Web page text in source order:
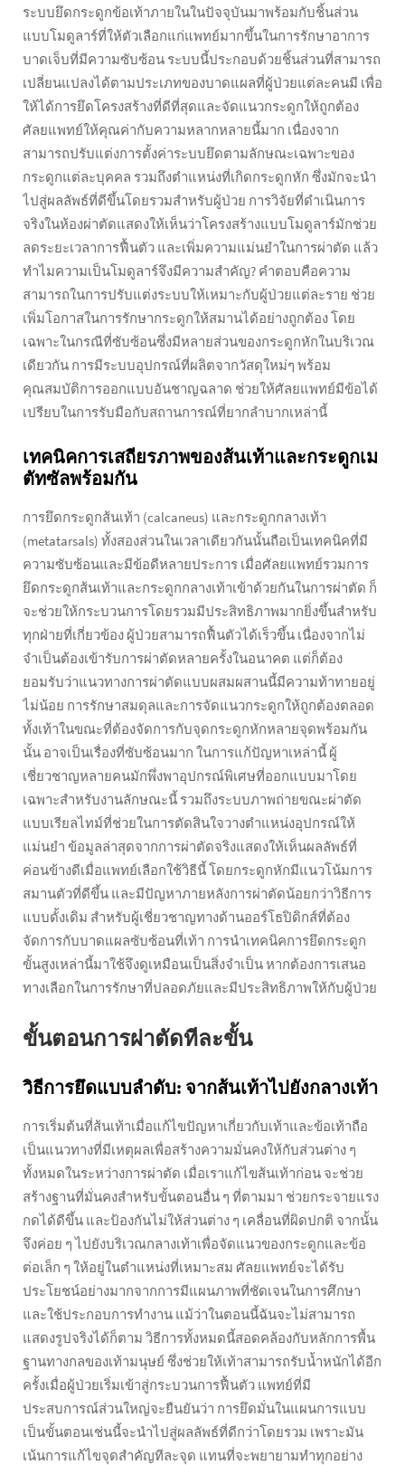
ระบบยึดกระดูกข้อเท้าภายในในปัจจุบันมาพร้อมกับชิ้นส่วน
แบบโมดูลาร์ที่ให้ตัวเลือกแก่แพทย์มากขึ้นในการรักษาอาการ
บาดเจ็บที่มีความซับซ้อน ระบบนี้ประกอบด้วยชิ้นส่วนที่สามารถ
เปลี่ยนแปลงได้ตามประเภทของบาดแผลที่ผู้ป่วยแต่ละคนมี เพื่อ
ให้ได้การยึดโครงสร้างที่ดีที่สุดและจัดแนวกระดูกให้ถูกต้อง
ศัลยแพทย์ให้คุณค่ากับความหลากหลายนี้มาก เนื่องจาก
สามารถปรับแต่งการตั้งค่าระบบยึดตามลักษณะเฉพาะของ
กระดูกแต่ละบุคคล รวมถึงตำแหน่งที่เกิดกระดูกหัก ซึ่งมักจะนำ
ไปสู่ผลลัพธ์ที่ดีขึ้นโดยรวมสำหรับผู้ป่วย การวิจัยที่ดำเนินการ
จริงในห้องผ่าตัดแสดงให้เห็นว่าโครงสร้างแบบโมดูลาร์มักช่วย
ลดระยะเวลาการฟื้นตัว และเพิ่มความแม่นยำในการผ่าตัด แล้ว
ทำไมความเป็นโมดูลาร์จึงมีความสำคัญ? คำตอบคือความ
สามารถในการปรับแต่งระบบให้เหมาะกับผู้ป่วยแต่ละราย ช่วย
เพิ่มโอกาสในการรักษากระดูกให้สมานได้อย่างถูกต้อง โดย
เฉพาะในกรณีที่ซับซ้อนซึ่งมีหลายส่วนของกระดูกหักในบริเวณ
เดียวกัน การมีระบบอุปกรณ์ที่ผลิตจากวัสดุใหม่ๆ พร้อม
คุณสมบัติการออกแบบอันชาญฉลาด ช่วยให้ศัลยแพทย์มีข้อได้
เปรียบในการรับมือกับสถานการณ์ที่ยากลำบากเหล่านี้
เทคนิคการเสถียรภาพของส้นเท้าและกระดูกเม
ตัทซัลพร้อมกัน
การยึดกระดูกส้นเท้า (calcaneus) และกระดูกกลางเท้า
(metatarsals) ทั้งสองส่วนในเวลาเดียวกันนั้นถือเป็นเทคนิคที่มี
ความซับซ้อนและมีข้อดีหลายประการ เมื่อศัลยแพทย์รวมการ
ยึดกระดูกส้นเท้าและกระดูกกลางเท้าเข้าด้วยกันในการผ่าตัด ก็
จะช่วยให้กระบวนการโดยรวมมีประสิทธิภาพมากยิ่งขึ้นสำหรับ
ทุกฝ่ายที่เกี่ยวข้อง ผู้ป่วยสามารถฟื้นตัวได้เร็วขึ้น เนื่องจากไม่
จำเป็นต้องเข้ารับการผ่าตัดหลายครั้งในอนาคต แต่ก็ต้อง
ยอมรับว่าแนวทางการผ่าตัดแบบผสมผสานนี้มีความท้าทายอยู่
ไม่น้อย การรักษาสมดุลและการจัดแนวกระดูกให้ถูกต้องตลอด
ทั้งเท้าในขณะที่ต้องจัดการกับจุดกระดูกหักหลายจุดพร้อมกัน
นั้น อาจเป็นเรื่องที่ซับซ้อนมาก ในการแก้ปัญหาเหล่านี้ ผู้
เชี่ยวชาญหลายคนมักพึ่งพาอุปกรณ์พิเศษที่ออกแบบมาโดย
เฉพาะสำหรับงานลักษณะนี้ รวมถึงระบบภาพถ่ายขณะผ่าตัด
แบบเรียลไทม์ที่ช่วยในการตัดสินใจวางตำแหน่งอุปกรณ์ให้
แม่นยำ ข้อมูลล่าสุดจากการผ่าตัดจริงแสดงให้เห็นผลลัพธ์ที่
ค่อนข้างดีเมื่อแพทย์เลือกใช้วิธีนี้ โดยกระดูกหักมีแนวโน้มการ
สมานตัวที่ดีขึ้น และมีปัญหาภายหลังการผ่าตัดน้อยกว่าวิธีการ
แบบดั้งเดิม สำหรับผู้เชี่ยวชาญทางด้านออร์โธปิดิกส์ที่ต้อง
จัดการกับบาดแผลซับซ้อนที่เท้า การนำเทคนิคการยึดกระดูก
ขั้นสูงเหล่านี้มาใช้จึงดูเหมือนเป็นสิ่งจำเป็น หากต้องการเสนอ
ทางเลือกในการรักษาที่ปลอดภัยและมีประสิทธิภาพให้กับผู้ป่วย
ขั้นตอนการผ่าตัดทีละขั้น
วิธีการยึดแบบลำดับ: จากส้นเท้าไปยังกลางเท้า
การเริ่มต้นที่ส้นเท้าเมื่อแก้ไขปัญหาเกี่ยวกับเท้าและข้อเท้าถือ
เป็นแนวทางที่มีเหตุผลเพื่อสร้างความมั่นคงให้กับส่วนต่าง ๆ
ทั้งหมดในระหว่างการผ่าตัด เมื่อเราแก้ไขส้นเท้าก่อน จะช่วย
สร้างฐานที่มั่นคงสำหรับขั้นตอนอื่น ๆ ที่ตามมา ช่วยกระจายแรง
กดได้ดีขึ้น และป้องกันไม่ให้ส่วนต่าง ๆ เคลื่อนที่ผิดปกติ จากนั้น
จึงค่อย ๆ ไปยังบริเวณกลางเท้าเพื่อจัดแนวของกระดูกและข้อ
ต่อเล็ก ๆ ให้อยู่ในตำแหน่งที่เหมาะสม ศัลยแพทย์จะได้รับ
ประโยชน์อย่างมากจากการมีแผนภาพที่ชัดเจนในการศึกษา
และใช้ประกอบการทำงาน แม้ว่าในตอนนี้ฉันจะไม่สามารถ
แสดงรูปจริงได้ก็ตาม วิธีการทั้งหมดนี้สอดคล้องกับหลักการพื้น
ฐานทางกลของเท้ามนุษย์ ซึ่งช่วยให้เท้าสามารถรับน้ำหนักได้อีก
ครั้งเมื่อผู้ป่วยเริ่มเข้าสู่กระบวนการฟื้นตัว แพทย์ที่มี
ประสบการณ์ส่วนใหญ่จะยืนยันว่า การยึดมั่นในแผนการแบบ
เป็นขั้นตอนเช่นนี้จะนำไปสู่ผลลัพธ์ที่ดีกว่าโดยรวม เพราะมัน
เน้นการแก้ไขจุดสำคัญทีละจุด แทนที่จะพยายามทำทุกอย่าง